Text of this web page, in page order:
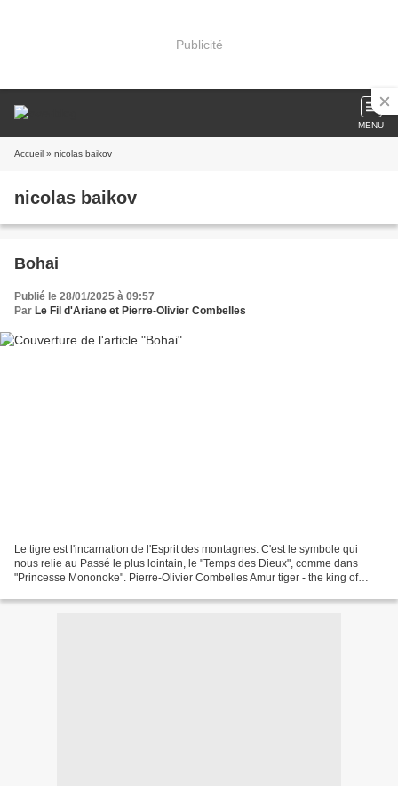
Publicité
MENU
Accueil » nicolas baikov
nicolas baikov
Bohai
Publié le 28/01/2025 à 09:57
Par Le Fil d'Ariane et Pierre-Olivier Combelles
Le tigre est l'incarnation de l'Esprit des montagnes. C'est le symbole qui
nous relie au Passé le plus lointain, le "Temps des Dieux", comme dans
"Princesse Mononoke". Pierre-Olivier Combelles Amur tiger - the king of